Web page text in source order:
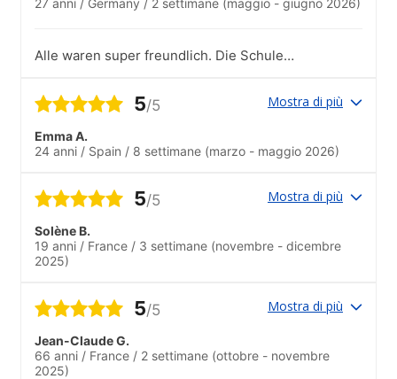
Alle waren super freundlich. Die Schule
Bahn. Ich fand es super, dass man mit
unterschiedlichen Ländern Unterricht
hatte. So konnte man direkt die
und wurde auch gezwungen (im positiven
Sinne) englisch zu sprechen. So konnte
man das verlernte optimal umsetzen.
5/5 Mostra di più
Emma A.
24 anni / Spain / 8 settimane (marzo - maggio 2026)
5/5 Mostra di più
Solène B.
19 anni / France / 3 settimane (novembre - dicembre
2025)
5/5 Mostra di più
Jean-Claude G.
66 anni / France / 2 settimane (ottobre - novembre
2025)